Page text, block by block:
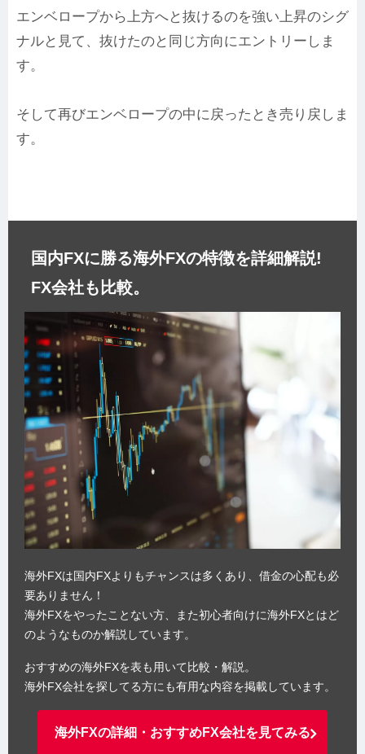
エンベロープから上方へと抜けるのを強い上昇のシグ
ナルと見て、抜けたのと同じ方向にエントリーしま
す。
そして再びエンベロープの中に戻ったとき売り戻しま
す。
国内FXに勝る海外FXの特徴を詳細解説!
FX会社も比較。
海外FXは国内FXよりもチャンスは多くあり、借金の心配も必
要ありません！
海外FXをやったことない方、また初心者向けに海外FXとはど
のようなものか解説しています。
おすすめの海外FXを表も用いて比較・解説。
海外FX会社を探してる方にも有用な内容を掲載しています。
海外FXの詳細・おすすめFX会社を見てみる